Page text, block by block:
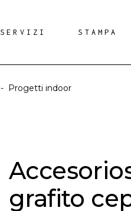
SERVIZI STAMPA
- Progetti indoor
grafito